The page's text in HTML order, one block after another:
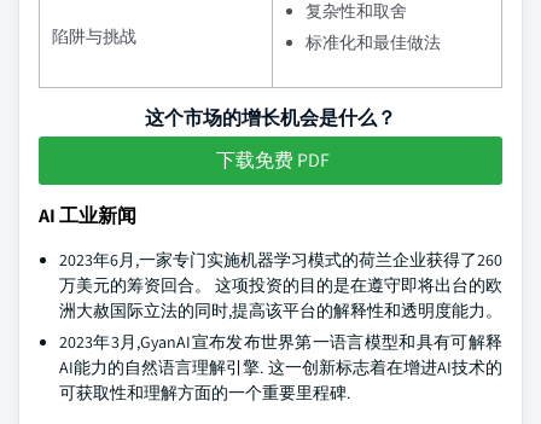
陷阱与挑战
复杂性和取舍
标准化和最佳做法
这个市场的增长机会是什么？
下载免费 PDF
AI 工业新闻
2023年6月,一家专门实施机器学习模式的荷兰企业获得了260
万美元的筹资回合。 这项投资的目的是在遵守即将出台的欧
洲大赦国际立法的同时,提高该平台的解释性和透明度能力。
2023年3月,GyanAI宣布发布世界第一语言模型和具有可解释
AI能力的自然语言理解引擎. 这一创新标志着在增进AI技术的
可获取性和理解方面的一个重要里程碑.